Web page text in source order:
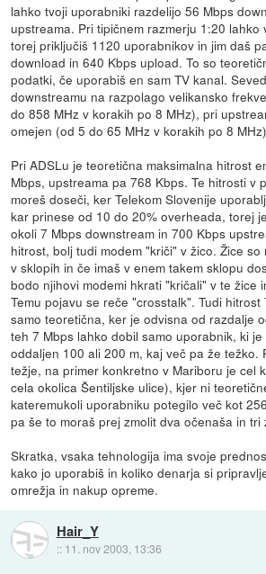
lahko tvoji uporabniki razdelijo 56 Mbps
upstreama. Pri tipičnem razmerju 1:20 lahko
torej priključiš 1120 uporabnikov in jim daš
download in 640 Kbps upload. To so
podatki, če uporabiš en sam TV kanal.
downstreamu na razpolago velikansko
do 858 MHz v korakih po 8 MHz), pri
omejen (od 5 do 65 MHz v korakih po 8
Pri ADSLu je teoretična maksimalna hitrost
Mbps, upstreama pa 768 Kbps. Te hitrosti v
moreš doseči, ker Telekom Slovenije
kar prinese od 10 do 20% overheada, torej
okoli 7 Mbps downstream in 700 Kbps
hitrost, bolj tudi modem "kriči" v žico. Žice
v sklopih in če imaš v enem takem sklopu
bodo njihovi modemi hkrati "kričali" v te žice
Temu pojavu se reče "crosstalk". Tudi
samo teoretična, ker je odvisna od razdalje
teh 7 Mbps lahko dobil samo uporabnik, ki
oddaljen 100 ali 200 m, kaj več pa že težko.
težje, na primer konkretno v Mariboru je cel
cela okolica Šentiljske ulice), kjer ni
kateremukoli uporabniku potegilo več kot
pa še to moraš prej zmolit dva očenaša in tri
Skratka, vsaka tehnologija ima svoje
kako jo uporabiš in koliko denarja si
omrežja in nakup opreme.
Hair_Y
:: 11. nov 2003, 13:36